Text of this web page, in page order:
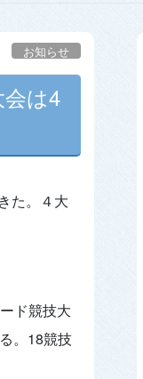
お知らせ
会は4
た。４大
ド競技大
。18競技